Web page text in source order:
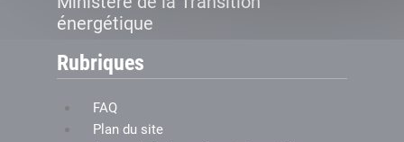
énergétique
Rubriques
FAQ
Plan du site